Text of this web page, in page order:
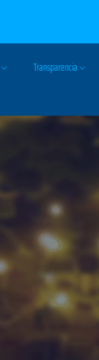
Transparencia